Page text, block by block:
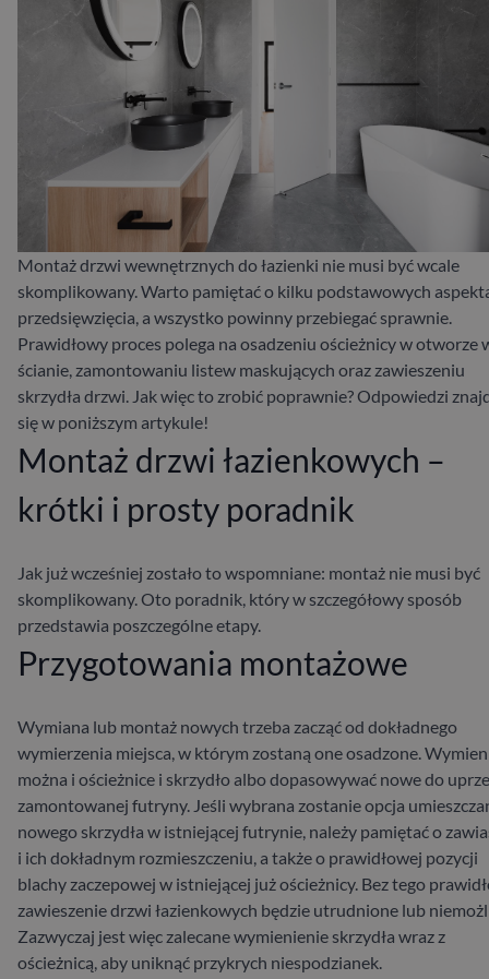
Montaż drzwi wewnętrznych do łazienki nie musi być wcale
skomplikowany. Warto pamiętać o kilku podstawowych
przedsięwzięcia, a wszystko powinny przebiegać sprawnie.
Prawidłowy proces polega na osadzeniu ościeżnicy w otworze
ścianie, zamontowaniu listew maskujących oraz zawieszeniu
skrzydła drzwi. Jak więc to zrobić poprawnie? Odpowiedzi
się w poniższym artykule!
Montaż drzwi łazienkowych –
krótki i prosty poradnik
Jak już wcześniej zostało to wspomniane: montaż nie musi być
skomplikowany. Oto poradnik, który w szczegółowy sposób
przedstawia poszczególne etapy.
Przygotowania montażowe
Wymiana lub montaż nowych trzeba zacząć od dokładnego
wymierzenia miejsca, w którym zostaną one osadzone.
można i ościeżnice i skrzydło albo dopasowywać nowe do
zamontowanej futryny. Jeśli wybrana zostanie opcja
nowego skrzydła w istniejącej futrynie, należy pamiętać o
i ich dokładnym rozmieszczeniu, a także o prawidłowej pozycji
blachy zaczepowej w istniejącej już ościeżnicy. Bez tego
zawieszenie drzwi łazienkowych będzie utrudnione lub
Zazwyczaj jest więc zalecane wymienienie skrzydła wraz z
ościeżnicą, aby uniknąć przykrych niespodzianek.